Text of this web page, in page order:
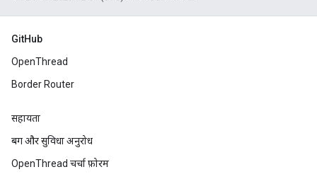
GitHub
OpenThread
Border Router
सहायता
बग और सुविधा अनुरोध
OpenThread चर्चा फ़ोरम